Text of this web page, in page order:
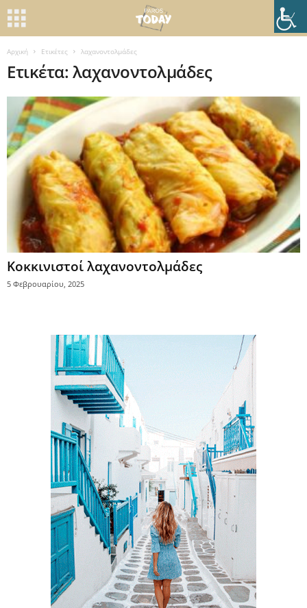
Αρχική Ετικέτες λαχανοντολμάδες
Ετικέτα: λαχανοντολμάδες
Κοκκινιστοί λαχανοντολμάδες
5 Φεβρουαρίου, 2025